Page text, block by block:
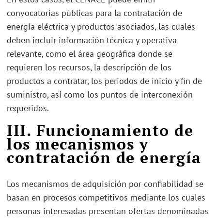
convocatorias públicas para la contratación de
energía eléctrica y productos asociados, las cuales
deben incluir información técnica y operativa
relevante, como el área geográfica donde se
requieren los recursos, la descripción de los
productos a contratar, los periodos de inicio y fin de
suministro, así como los puntos de interconexión
requeridos.
III. Funcionamiento de
los mecanismos y
contratación de energía
Los mecanismos de adquisición por confiabilidad se
basan en procesos competitivos mediante los cuales
personas interesadas presentan ofertas denominadas